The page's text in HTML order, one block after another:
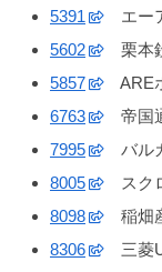
5391
エー
5602
栗本
5857
ARE
6763
帝国
7995
バル
8005
スク
8098
稲畑
8306
三菱